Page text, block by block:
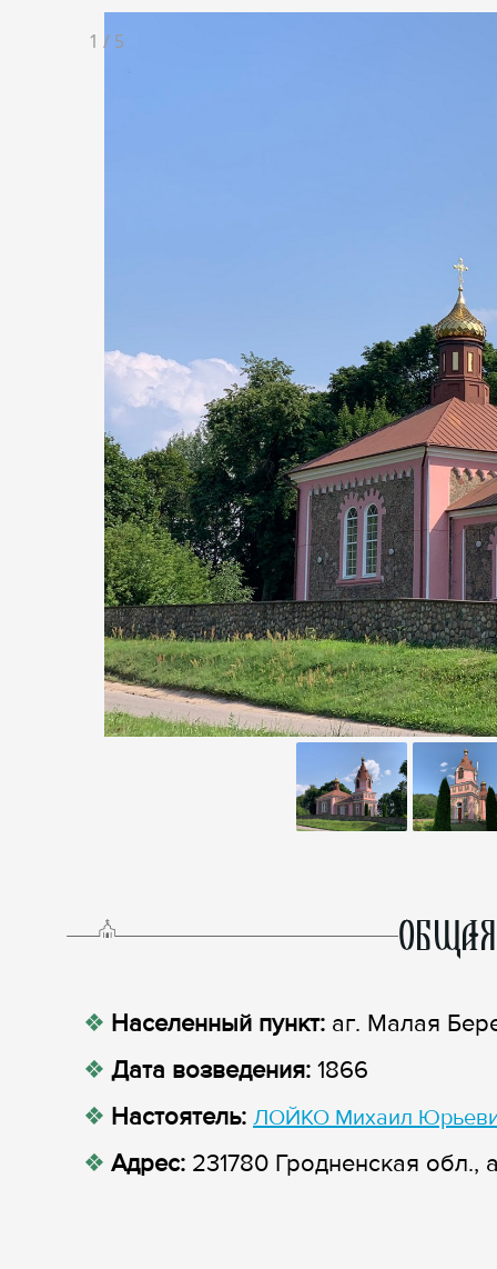
1 / 5
Населенный пункт: аг. Малая
Дата возведения: 1866
Настоятель: ЛОЙКО Михаил
Адрес: 231780 Гродненская обл.,